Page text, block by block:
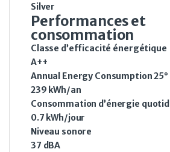
Silver
Performances et
consommation
Classe d’efficacité énergétique
A++
Annual Energy Consumption 25°
239 kWh/an
Consommation d’énergie
0.7 kWh/jour
Niveau sonore
37 dBA